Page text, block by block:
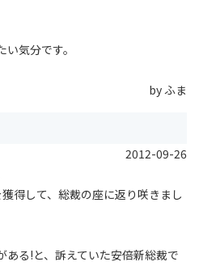
気分です。
by ふま
2012-09-26
得して、総裁の座に返り咲きまし
ある!と、訴えていた安倍新総裁で